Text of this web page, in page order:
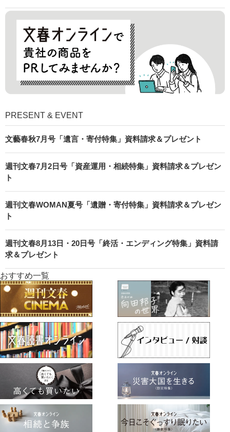
PRESENT & EVENT
文藝春秋7月号「遺言・寄付特集」資料請求＆プレゼント
週刊文春7月2日号「資産運用・相続特集」資料請求＆プレゼン
ト
週刊文春WOMAN夏号「遺贈・寄付特集」資料請求＆プレゼン
ト
週刊文春8月13日・20日号「終活・エンディング特集」資料請
求＆プレゼント
おすすめ一覧